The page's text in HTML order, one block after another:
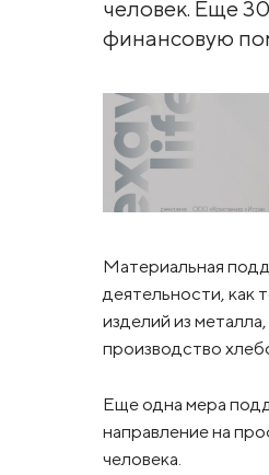
человек. Еще
финансовую
Материальная
деятельности, как
изделий из
производство
Еще одна мера
направление на
человека.